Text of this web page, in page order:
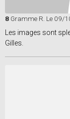
8 Gramme R. Le 09/
Les images sont
Gilles.